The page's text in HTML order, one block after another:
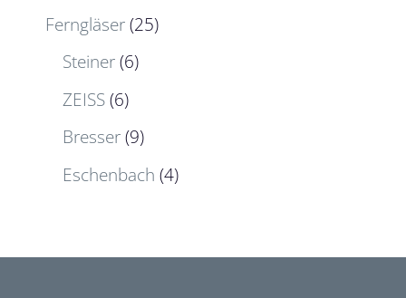
Ferngläser(25)
Steiner(6)
ZEISS(6)
Bresser(9)
Eschenbach (4)